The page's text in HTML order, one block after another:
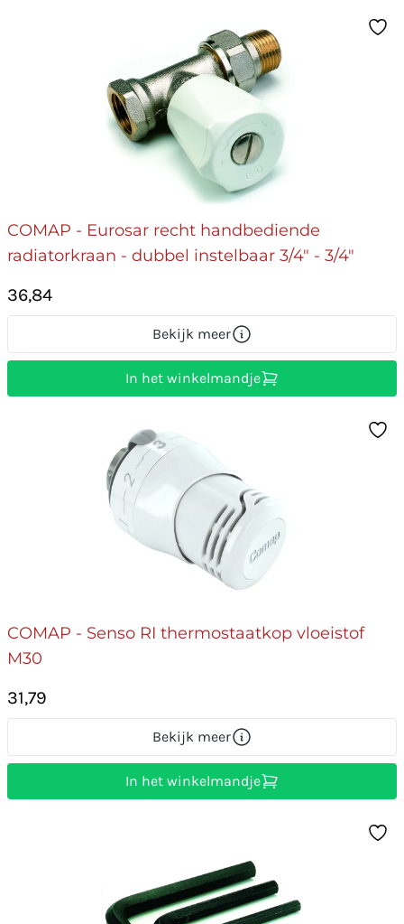
COMAP - Eurosar recht handbediende
radiatorkraan - dubbel instelbaar 3/4" - 3/4"
36,84
Bekijk meer
In het winkelmandje
COMAP - Senso RI thermostaatkop vloeistof
M30
31,79
Bekijk meer
In het winkelmandje